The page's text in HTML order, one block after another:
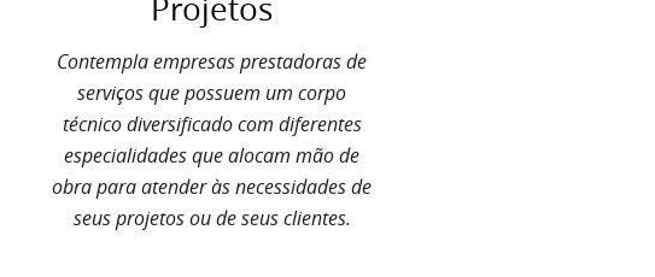
Projetos
Contempla empresas prestadoras de
serviços que possuem um corpo
técnico diversificado com diferentes
especialidades que alocam mão de
obra para atender às necessidades de
seus projetos ou de seus clientes.